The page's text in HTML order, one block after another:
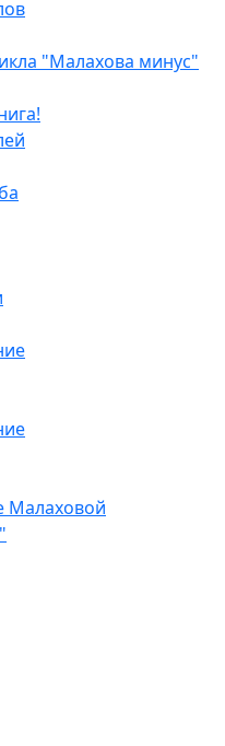
"Малахова минус"
Малаховой